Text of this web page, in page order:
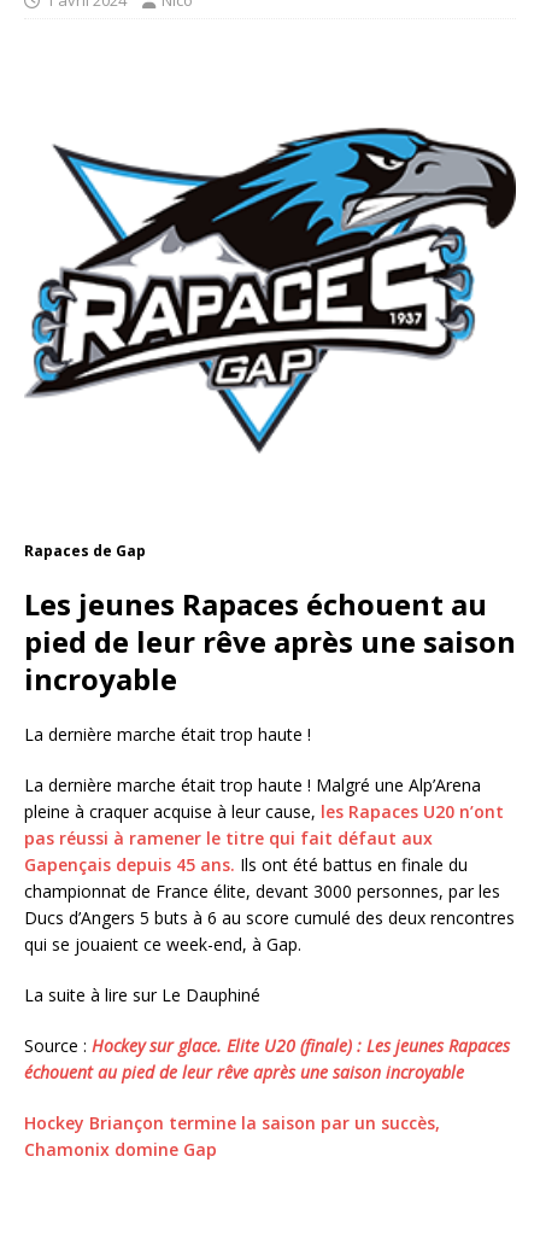
Rapaces de Gap
Les jeunes Rapaces échouent au
pied de leur rêve après une saison
incroyable
La dernière marche était trop haute !
La dernière marche était trop haute ! Malgré une Alp’Arena
pleine à craquer acquise à leur cause, les Rapaces U20 n’ont
pas réussi à ramener le titre qui fait défaut aux
Gapençais depuis 45 ans. Ils ont été battus en finale du
championnat de France élite, devant 3000 personnes, par les
Ducs d’Angers 5 buts à 6 au score cumulé des deux rencontres
qui se jouaient ce week-end, à Gap.
La suite à lire sur Le Dauphiné
Source : Hockey sur glace. Elite U20 (finale) : Les jeunes Rapaces
échouent au pied de leur rêve après une saison incroyable
Hockey Briançon termine la saison par un succès,
Chamonix domine Gap